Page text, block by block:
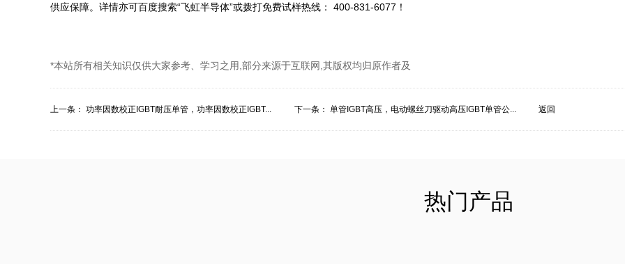
供应保障。详情亦可百度搜索“飞虹半导体”或拨打免费试样热线： 400-831-6077！
*本站所有相关知识仅供大家参考、学习之用,部分来源于互联网,其版权均归原作者及
上一条： 功率因数校正IGBT耐压单管，功率因数校正IGBT... 下一条： 单管IGBT高压，电动螺丝刀驱动高压IGBT单管公... 返回
热门产品